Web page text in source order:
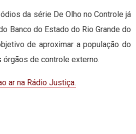
da série De Olho no Controle já
Banco do Estado do Rio Grande do
de aproximar a população do
de controle externo.
ar na Rádio Justiça.